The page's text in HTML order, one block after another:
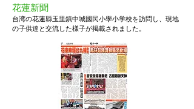
花蓮新聞
台湾の花蓮縣玉里鎮中城國民小學小学校を訪問し、現地
の子供達と交流した様子が掲載されました。